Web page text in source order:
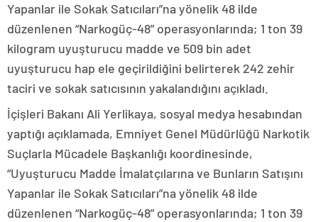
Yapanlar ile Sokak Satıcıları”na yönelik 48 ilde
düzenlenen “Narkogüç-48” operasyonlarında; 1 ton 39
kilogram uyuşturucu madde ve 509 bin adet
uyuşturucu hap ele geçirildiğini belirterek 242 zehir
taciri ve sokak satıcısının yakalandığını açıkladı.
İçişleri Bakanı Ali Yerlikaya, sosyal medya hesabından
yaptığı açıklamada, Emniyet Genel Müdürlüğü Narkotik
Suçlarla Mücadele Başkanlığı koordinesinde,
“Uyuşturucu Madde İmalatçılarına ve Bunların Satışını
Yapanlar ile Sokak Satıcıları”na yönelik 48 ilde
düzenlenen “Narkogüç-48” operasyonlarında; 1 ton 39